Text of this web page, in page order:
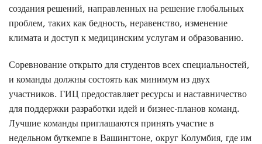
создания решений, направленных на решение глобальных
проблем, таких как бедность, неравенство, изменение
климата и доступ к медицинским услугам и образованию.
Соревнование открыто для студентов всех специальностей,
и команды должны состоять как минимум из двух
участников. ГИЦ предоставляет ресурсы и наставничество
для поддержки разработки идей и бизнес-планов команд.
Лучшие команды приглашаются принять участие в
недельном буткемпе в Вашингтоне, округ Колумбия, где им